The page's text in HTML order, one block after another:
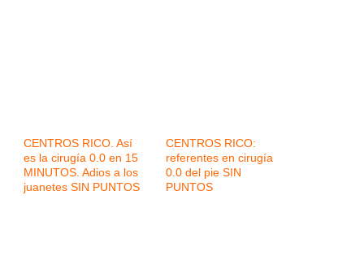
CENTROS RICO. Así
es la cirugía 0.0 en 15
MINUTOS. Adios a los
juanetes SIN PUNTOS
CENTROS RICO:
referentes en cirugía
0.0 del pie SIN
PUNTOS